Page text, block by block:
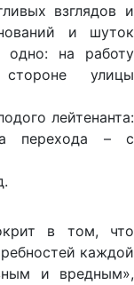
взглядов и
и шуток
одно: на работу
улицы
лейтенанта:
перехода – с
в том, что
каждой
и вредным»,